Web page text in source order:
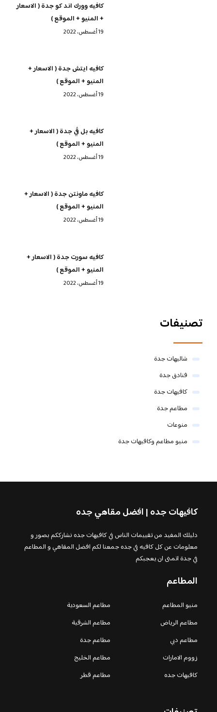
كافيه وورك اند كو جدة ( الاسعار
+ المنيو + الموقع )
19 أغسطس، 2022
كافيه ايتش جدة ( الاسعار +
المنيو + الموقع )
19 أغسطس، 2022
كافيه بل ڤي جدة ( الاسعار +
المنيو + الموقع )
19 أغسطس، 2022
كافيه ماونتن جدة ( الاسعار +
المنيو + الموقع )
19 أغسطس، 2022
كافيه سورت جدة ( الاسعار +
المنيو + الموقع )
19 أغسطس، 2022
تصنيفات
شاليهات جدة
فنادق جدة
كافيهات جدة
مطاعم جدة
منوعات
منيو مطاعم وكافيهات جدة
كافيهات جده | افضل مقاهي جده
دليلك المفيد من تقييمات الناس في كافيهات جده نشارككم بصور و
معلومات عن كل كافيه في جده جمعنا لكم افضل المقاهي و المطاعم
في جدة اتمنى ان يعجبكم
المطاعم
منيو المطاعم
مطاعم السعودية
مطاعم الرياض
مطاعم الشرقية
مطاعم دبي
مطاعم جدة
زووم الامارات
مطاعم الخليج
كافيهات جده
مطاعم قطر